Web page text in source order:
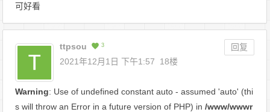
可好看
ttpsou 3
回复
2021年12月1日 下午1:57
18楼
Warning: Use of undefined constant auto - assumed 'auto' (thi
s will throw an Error in a future version of PHP) in/www/wwwr